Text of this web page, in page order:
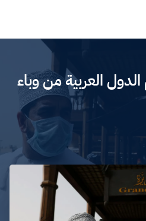
العربية من وباء